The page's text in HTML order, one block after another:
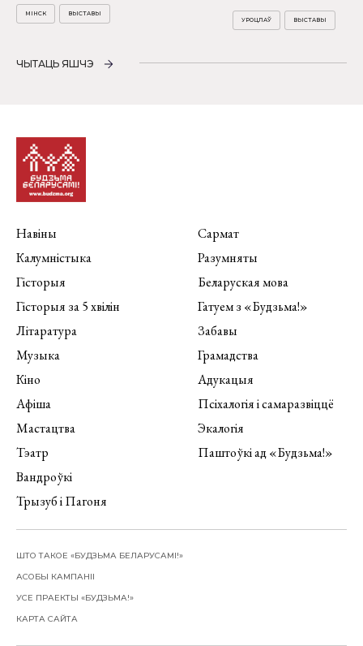
МІНСК ВЫСТАВЫ
УРОЦЛАЎ ВЫСТАВЫ
ЧЫТАЦЬ ЯШЧЭ
Навіны
Калумністыка
Гісторыя
Гісторыя за 5 хвілін
Літаратура
Музыка
Кіно
Афіша
Мастацтва
Тэатр
Вандроўкі
Трызуб і Пагоня
Сармат
Разумняты
Беларуская мова
Гатуем з «Будзьма!»
Забавы
Грамадства
Адукацыя
Псіхалогія і самаразвіццё
Экалогія
Паштоўкі ад «Будзьма!»
ШТО ТАКОЕ «БУДЗЬМА БЕЛАРУСАМІ!»
АСОБЫ КАМПАНІІ
УСЕ ПРАЕКТЫ «БУДЗЬМА!»
КАРТА САЙТА